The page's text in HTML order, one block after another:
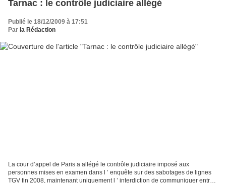
Tarnac : le contrôle judiciaire allégé
Publié le 18/12/2009 à 17:51
Par la Rédaction
La cour d’appel de Paris a allégé le contrôle judiciaire imposé aux
personnes mises en examen dans l ’ enquête sur des sabotages de lignes
TGV fin 2008, maintenant uniquement l ’ interdiction de communiquer entre